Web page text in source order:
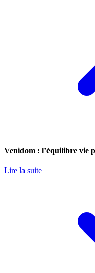
Venidom : l’équilibre vie
Lire la suite